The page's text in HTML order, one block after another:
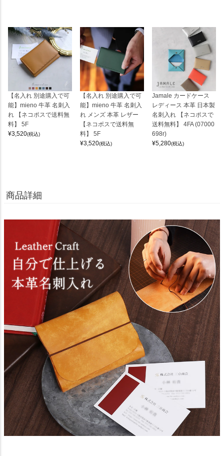
【名入れ 別途購入で可
能】mieno 牛革 名刺入
れ 【ネコポスで送料無
料】 5F
¥3,520(税込)
【名入れ 別途購入で可
能】mieno 牛革 名刺入
れ メンズ 本革 レザー
【ネコポスで送料無
料】 5F
¥3,520(税込)
Jamale カードケース
レディース 本革 日本製
名刺入れ 【ネコポスで
送料無料】 4FA (07000
698r)
¥5,280(税込)
商品詳細